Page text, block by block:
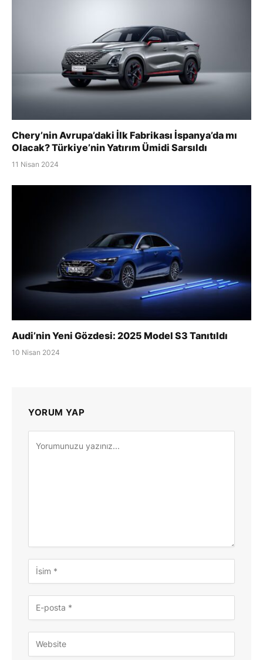
Chery’nin Avrupa’daki İlk Fabrikası İspanya’da mı
Olacak? Türkiye’nin Yatırım Ümidi Sarsıldı
11 Nisan 2024
Audi’nin Yeni Gözdesi: 2025 Model S3 Tanıtıldı
10 Nisan 2024
YORUM YAP